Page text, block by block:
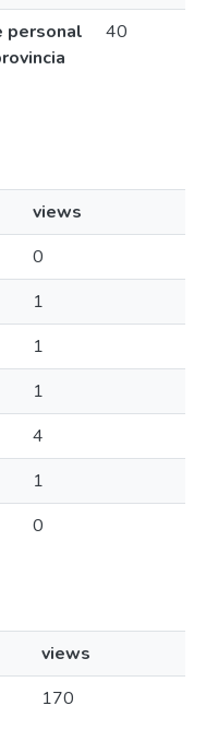
personal
40
views
0
1
1
1
4
1
0
views
170